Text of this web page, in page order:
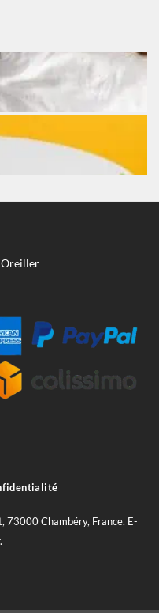
Oreiller
73000 Chambéry, France. E-